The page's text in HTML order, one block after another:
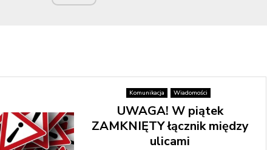
Komunikacja Wiadomości
UWAGA! W piątek
ZAMKNIĘTY łącznik między
ulicami